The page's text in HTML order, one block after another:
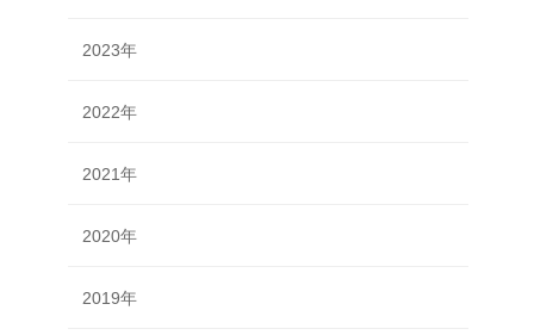
2023年
2022年
2021年
2020年
2019年